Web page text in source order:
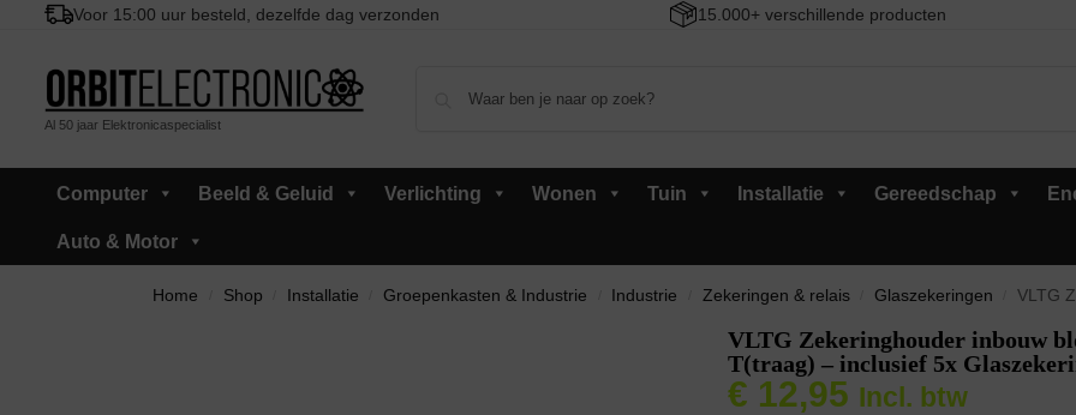
Voor 15:00 uur besteld, dezelfde dag verzonden 15.000+ verschillende producten
Al 50 jaar Elektronicaspecialist
Computer Beeld & Geluid Verlichting Wonen Tuin Installatie Gereedschap
Auto & Motor
Home Shop Installatie Groepenkasten & Industrie Industrie Zekeringen & relais Glaszekeringen VLTG
VLTG Zekeringhouder inbouw
T(traag) – inclusief 5x
€ 12,95 Incl. btw